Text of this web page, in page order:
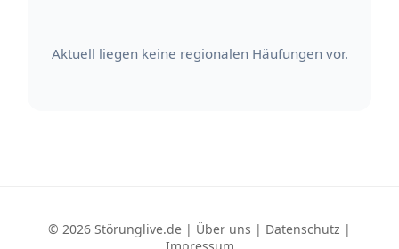
Aktuell liegen keine regionalen Häufungen vor.
© 2026 Störunglive.de | Über uns | Datenschutz |